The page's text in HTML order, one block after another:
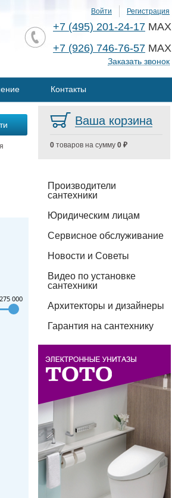
Войти Регистрация
+7 (495) 201-24-17 MAX
+7 (926) 746-76-57 MAX
Заказать звонок
Контакты
275 000
Ваша корзина
0 товаров на сумму 0 ₽
Производители
сантехники
Юридическим лицам
Сервисное обслуживание
Новости и Советы
Видео по установке
сантехники
Архитекторы и дизайнеры
Гарантия на сантехнику